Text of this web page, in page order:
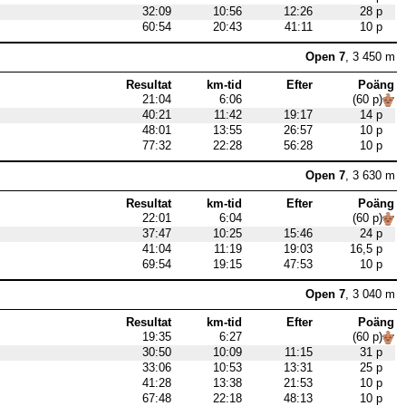
32:09
10:56 12:26
28 p
60:54
20:43 41:11 10 p
Open 7, 3 450 m
Resultat km-tid Efter
Poäng
21:04
6:06
(60 p)
40:21
11:42 19:17
14 p
48:01
13:55 26:57
10 p
77:32
22:28 56:28 10 p
Open 7, 3 630 m
Resultat km-tid Efter
Poäng
22:01
6:04
(60 p)
37:47
10:25 15:46
24 p
41:04
11:19 19:03
16,5 p
69:54
19:15 47:53 10 p
Open 7, 3 040 m
Resultat km-tid Efter
Poäng
19:35
6:27
(60 p)
30:50
10:09 11:15
31 p
33:06
10:53 13:31
25 p
41:28
13:38 21:53
10 p
67:48
22:18 48:13 10 p